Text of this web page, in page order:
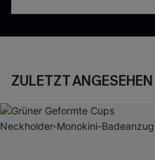
ZULETZT ANGESEHEN